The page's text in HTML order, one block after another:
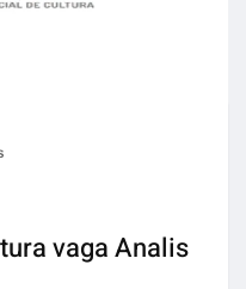
vaga Analis